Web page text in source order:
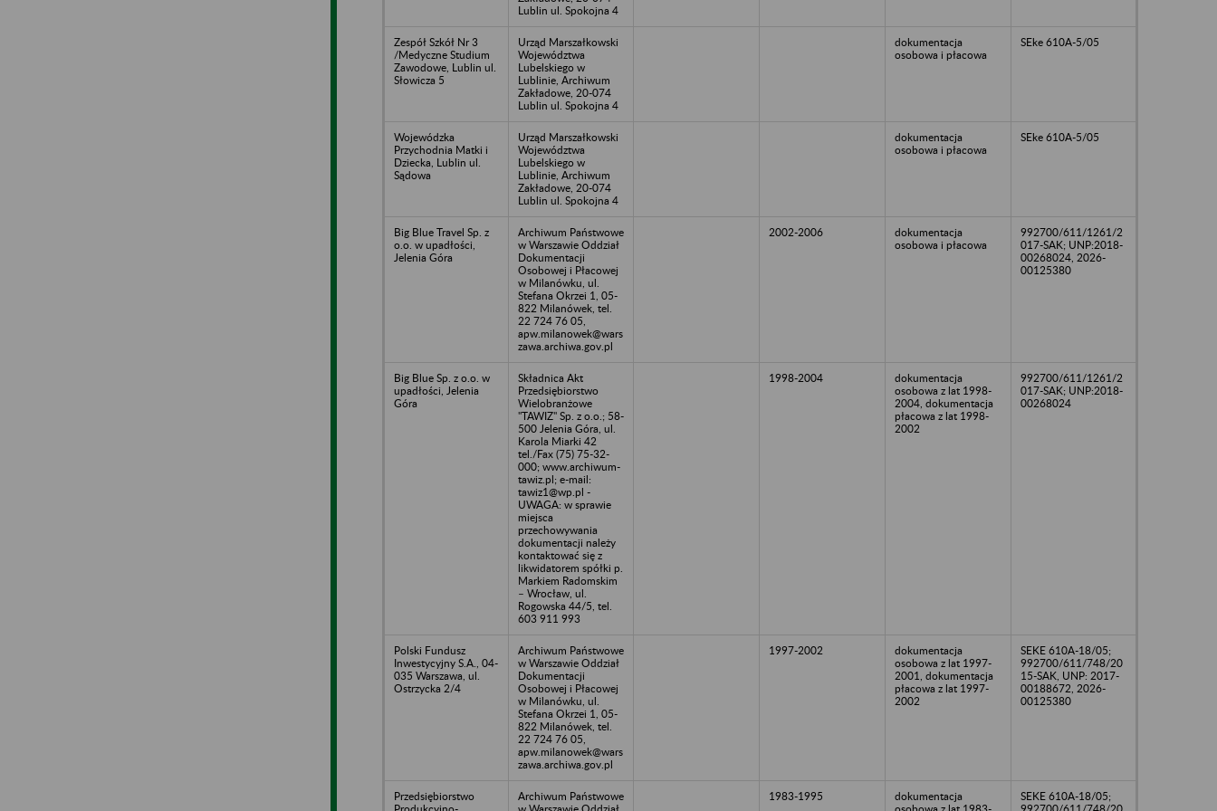
Lublin ul. Spokojna 4
Zespół Szkół Nr 3
/Medyczne Studium
Zawodowe, Lublin ul.
Słowicza 5
Urząd Marszałkowski
Województwa
Lubelskiego w
Lublinie, Archiwum
Zakładowe, 20-074
Lublin ul. Spokojna 4
dokumentacja
osobowa i płacowa
SEke 610A-5/05
Wojewódzka
Przychodnia Matki i
Dziecka, Lublin ul.
Sądowa
Urząd Marszałkowski
Województwa
Lubelskiego w
Lublinie, Archiwum
Zakładowe, 20-074
Lublin ul. Spokojna 4
dokumentacja
osobowa i płacowa
SEke 610A-5/05
Big Blue Travel Sp. z
o.o. w upadłości,
Jelenia Góra
Archiwum Państwowe
w Warszawie Oddział
Dokumentacji
Osobowej i Płacowej
w Milanówku, ul.
Stefana Okrzei 1, 05-
822 Milanówek, tel.
22 724 76 05,
apw.milanowek@wars
zawa.archiwa.gov.pl
2002-2006
dokumentacja
osobowa i płacowa
992700/611/1261/2
017-SAK; UNP:2018-
00268024, 2026-
00125380
Big Blue Sp. z o.o. w
upadłości, Jelenia
Góra
Składnica Akt
Przedsiębiorstwo
Wielobranżowe
"TAWIZ" Sp. z o.o.; 58-
500 Jelenia Góra, ul.
Karola Miarki 42
tel./Fax (75) 75-32-
000; www.archiwum-
tawiz.pl; e-mail:
tawiz1@wp.pl -
UWAGA: w sprawie
miejsca
przechowywania
dokumentacji należy
kontaktować się z
likwidatorem spółki p.
Markiem Radomskim
– Wrocław, ul.
Rogowska 44/5, tel.
603 911 993
1998-2004
dokumentacja
osobowa z lat 1998-
2004, dokumentacja
płacowa z lat 1998-
2002
992700/611/1261/2
017-SAK; UNP:2018-
00268024
Polski Fundusz
Inwestycyjny S.A., 04-
035 Warszawa, ul.
Ostrzycka 2/4
Archiwum Państwowe
w Warszawie Oddział
Dokumentacji
Osobowej i Płacowej
w Milanówku, ul.
Stefana Okrzei 1, 05-
822 Milanówek, tel.
22 724 76 05,
apw.milanowek@wars
zawa.archiwa.gov.pl
1997-2002
dokumentacja
osobowa z lat 1997-
2001, dokumentacja
płacowa z lat 1997-
2002
SEKE 610A-18/05;
992700/611/748/20
15-SAK, UNP: 2017-
00188672, 2026-
00125380
Przedsiębiorstwo
Archiwum Państwowe
1983-1995
dokumentacja
SEKE 610A-18/05;